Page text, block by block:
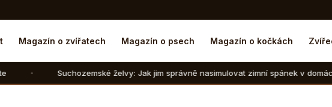
Magazín o zvířatech Magazín o psech Magazín o kočkách
želvy: Jak jim správně nasimulovat zimní spánek v domácích podmínkách